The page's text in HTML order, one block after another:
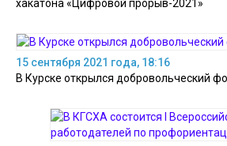
хакатона «Цифровой прорыв-2021»
15 сентября 2021 года, 18:16
В Курске открылся добровольческий